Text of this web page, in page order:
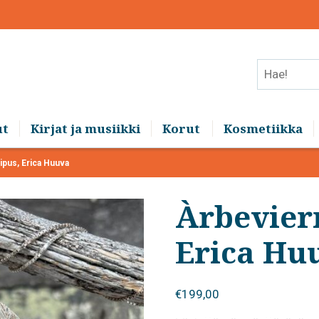
Kirjat ja musiikki Korut Kosmetiikka
Erica Huuva
Erica
€199,00